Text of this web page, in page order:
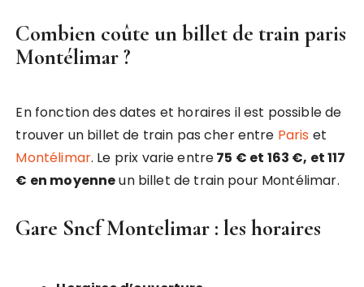
Combien coûte un billet de train paris
Montélimar ?
En fonction des dates et horaires il est possible de
trouver un billet de train pas cher entre Paris et
Montélimar. Le prix varie entre75 € et 163 €, et 117
€ en moyenneun billet de train pour Montélimar.
Gare Sncf Montelimar : les horaires